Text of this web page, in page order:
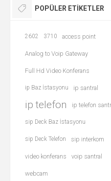
POPÜLER ETIKETLER
2602 3710 access point
Analog to Voip Gateway
Full Hd Video Konferans
ip Baz İstasyonu ip santral
ip telefon ip telefon
sip Deck Baz İstasyonu
sip Deck Telefon sip interkom
video konferans voip santral
webcam